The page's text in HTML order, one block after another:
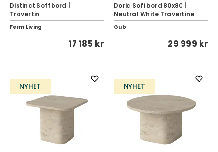
Distinct Soffbord |
Travertin
Ferm Living
17 185 kr
Doric Soffbord 80x80 |
Neutral White Travertine
Gubi
29 999 kr
NYHET NYHET